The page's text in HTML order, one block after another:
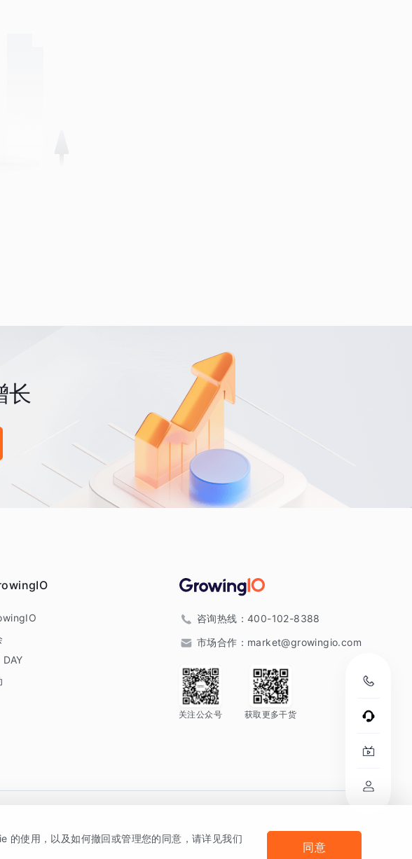
长
咨询热线： 400-102-8388
市场合作： market@growingio.com
关注公众号 获取更多干货
法律声明及隐私条款
的使用，以及如何撤回或管理您的同意，请详见我们
同意